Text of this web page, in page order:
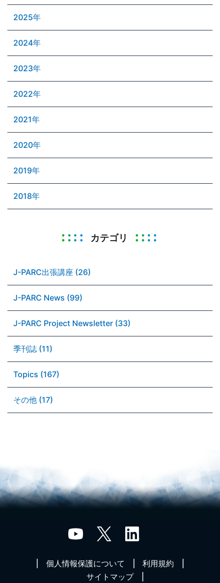
2025年
2024年
2023年
2022年
2021年
2020年
2019年
2018年
カテゴリ
J-PARC出張講座 (26)
J-PARC News (99)
J-PARC Project Newsletter (33)
季刊誌 (11)
Topics (167)
その他 (17)
個人情報保護について
利用規約
サイトマップ